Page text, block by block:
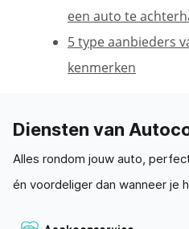
een auto te
5 type aanbieders
kenmerken
Diensten van
Alles rondom jouw auto,
én voordeliger dan wanneer je